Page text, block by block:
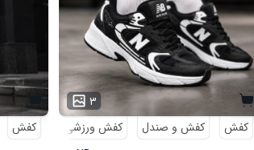
۳
کفش
کفش و صندل
کفش ورزشی
کفش